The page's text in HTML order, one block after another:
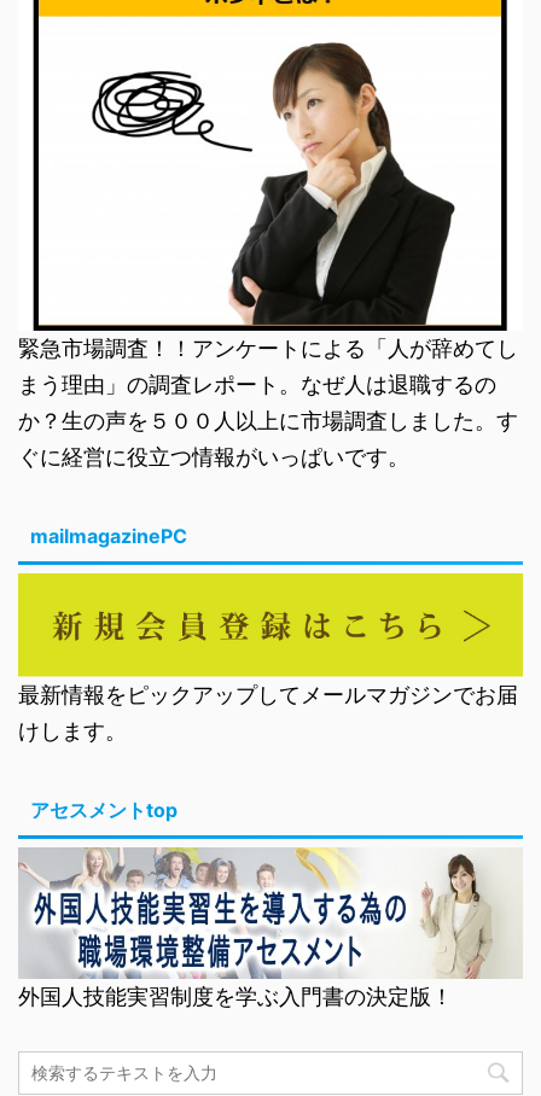
緊急市場調査！！アンケートによる「人が辞めてし
まう理由」の調査レポート。なぜ人は退職するの
か？生の声を５００人以上に市場調査しました。す
ぐに経営に役立つ情報がいっぱいです。
mailmagazinePC
最新情報をピックアップしてメールマガジンでお届
けします。
アセスメントtop
外国人技能実習制度を学ぶ入門書の決定版！